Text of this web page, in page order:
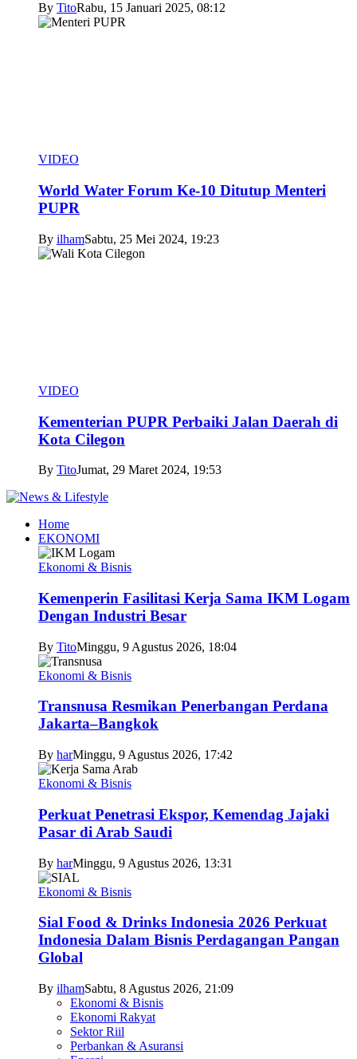
By TitoRabu, 15 Januari 2025, 08:12
VIDEO
World Water Forum Ke-10 Ditutup Menteri
PUPR
By ilhamSabtu, 25 Mei 2024, 19:23
VIDEO
Kementerian PUPR Perbaiki Jalan Daerah di
Kota Cilegon
By TitoJumat, 29 Maret 2024, 19:53
Home
EKONOMI
Ekonomi & Bisnis
Kemenperin Fasilitasi Kerja Sama IKM Logam
Dengan Industri Besar
By TitoMinggu, 9 Agustus 2026, 18:04
Ekonomi & Bisnis
Transnusa Resmikan Penerbangan Perdana
Jakarta–Bangkok
By harMinggu, 9 Agustus 2026, 17:42
Ekonomi & Bisnis
Perkuat Penetrasi Ekspor, Kemendag Jajaki
Pasar di Arab Saudi
By harMinggu, 9 Agustus 2026, 13:31
Ekonomi & Bisnis
Sial Food & Drinks Indonesia 2026 Perkuat
Indonesia Dalam Bisnis Perdagangan Pangan
Global
By ilhamSabtu, 8 Agustus 2026, 21:09
Ekonomi & Bisnis
Ekonomi Rakyat
Sektor Riil
Perbankan & Asuransi